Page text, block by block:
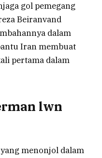
gol pemegang
Beiranvand
dalam
Iran membuat
pertama dalam
lwn
menonjol dalam